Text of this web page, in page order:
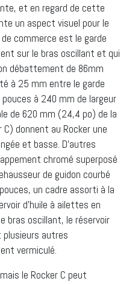
et en regard de cette
un aspect visuel pour le
commerce est le garde
sur le bras oscillant et qui
débattement de 86mm
à 25 mm entre le garde
à 240 mm de largeur
de 620 mm (24,4 po) de la
donnent au Rocker une
et basse. D’autres
chromé superposé
de guidon courbé
un cadre assorti à la
d’huile à ailettes en
bras oscillant, le réservoir
plusieurs autres
vermiculé.
le Rocker C peut